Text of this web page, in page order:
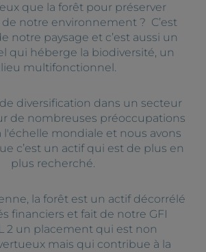
que la forêt pour préserver
de notre environnement ? C’est
notre paysage et c’est aussi un
qui héberge la biodiversité, un
multifonctionnel.
diversification dans un secteur
de nombreuses préoccupations
l'échelle mondiale et nous avons
c’est un actif qui est de plus en
plus recherché.
la forêt est un actif décorrélé
financiers et fait de notre GFI
2 un placement qui est non
mais qui contribue à la